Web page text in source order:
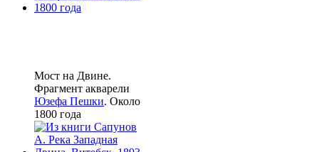
Мост на Двине.
Фрагмент акварели
Юзефа Пешки. Около
1800 года